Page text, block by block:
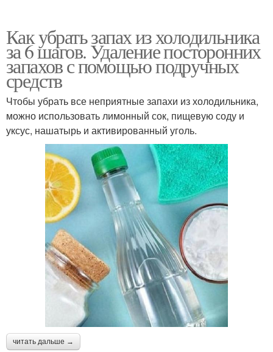
Как убрать запах из холодильника
за 6 шагов. Удаление посторонних
запахов с помощью подручных
средств
Чтобы убрать все неприятные запахи из холодильника,
можно использовать лимонный сок, пищевую соду и
уксус, нашатырь и активированный уголь.
читать дальше →